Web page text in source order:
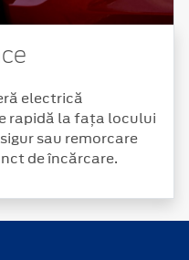
electrică
rapidă la fața locului
sau remorcare
de încărcare.